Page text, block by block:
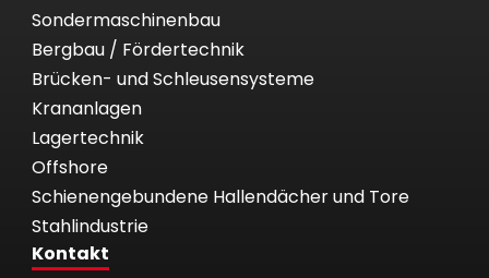
Sondermaschinenbau
Bergbau / Fördertechnik
Brücken- und Schleusensysteme
Krananlagen
Lagertechnik
Offshore
Schienengebundene Hallendächer und Tore
Stahlindustrie
Kontakt